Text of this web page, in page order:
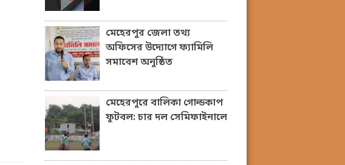
মেহেরপুর জেলা তথ্য
অফিসের উদ্যোগে ফ্যামিলি
সমাবেশ অনুষ্ঠিত
মেহেরপুরে বালিকা গোল্ডকাপ
ফুটবল: চার দল সেমিফাইনালে